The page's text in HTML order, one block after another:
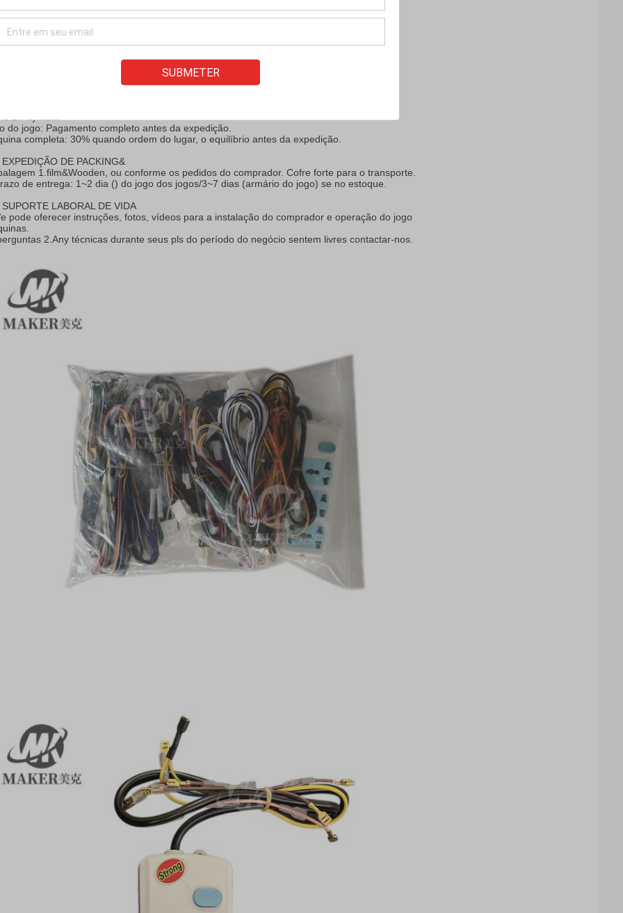
SUBMETER
do jogo: garantia de 6 meses da data da compra. manutenção da vida
garantia de 12 meses da data da compra.
do jogo: Pagamento completo antes da expedição.
completa: 30% quando ordem do lugar, o equilíbrio antes da expedição.
DE PACKING&
1.film&Wooden, ou conforme os pedidos do comprador. Cofre forte para o transporte.
de entrega: 1~2 dia () do jogo dos jogos/3~7 dias (armário do jogo) se no estoque.
LABORAL DE VIDA
pode oferecer instruções, fotos, vídeos para a instalação do comprador e operação do jogo
2.Any técnicas durante seus pls do período do negócio sentem livres contactar-nos.